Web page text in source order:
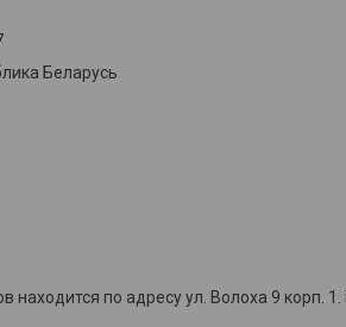
Беларусь
по адресу ул. Волоха 9 корп.